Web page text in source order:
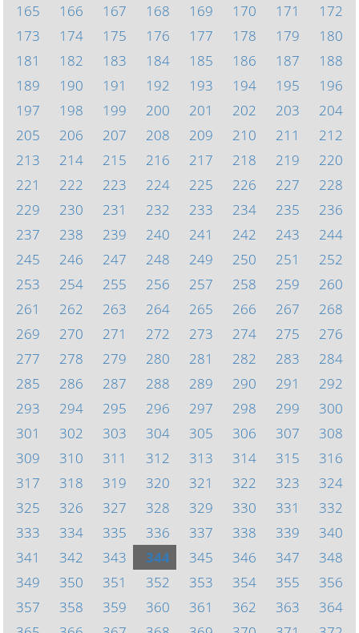
165
166 167 168 169 170 171
172
173
174 175 176 177 178 179
180
181
182 183 184 185 186 187
188
189
190 191 192 193 194 195
196
197
198 199 200 201 202 203
204
205
206 207 208 209 210 211
212
213
214 215 216 217 218 219
220
221
222 223 224 225 226 227
228
229
230 231 232 233 234 235
236
237
238 239 240 241 242 243
244
245
246 247 248 249 250 251
252
253
254 255 256 257 258 259
260
261
262 263 264 265 266 267
268
269
270 271 272 273 274 275
276
277
278 279 280 281 282 283
284
285
286 287 288 289 290 291
292
293
294 295 296 297 298 299
300
301
302 303 304 305 306 307
308
309
310 311 312 313 314 315
316
317
318 319 320 321 322 323
324
325
326 327 328 329 330 331
332
333
334 335 336 337 338 339
340
341
342 343 344 345 346 347
348
349
350 351 352 353 354 355
356
357
358 359 360 361 362 363
364